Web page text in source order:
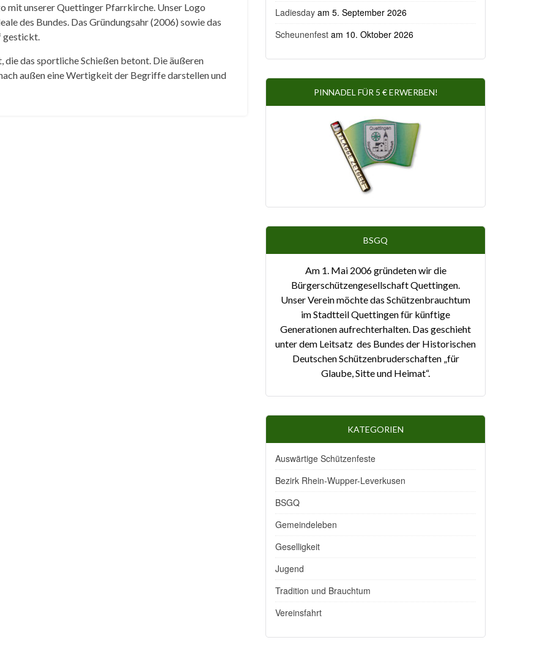
mit unserer Quettinger Pfarrkirche. Unser Logo
des Bundes. Das Gründungsahr (2006) sowie das
gestickt.
das sportliche Schießen betont. Die äußeren
außen eine Wertigkeit der Begriffe darstellen und
Ladiesday am 5. September 2026
Scheunenfest am 10. Oktober 2026
PINNADEL FÜR 5 € ERWERBEN!
BSGQ
Am 1. Mai 2006 gründeten wir die
Bürgerschützengesellschaft Quettingen.
Unser Verein möchte das Schützenbrauchtum
im Stadtteil Quettingen für künftige
Generationen aufrechterhalten. Das geschieht
unter dem Leitsatz des Bundes der Historischen
Deutschen Schützenbruderschaften „für
Glaube, Sitte und Heimat“.
KATEGORIEN
Auswärtige Schützenfeste
Bezirk Rhein-Wupper-Leverkusen
BSGQ
Gemeindeleben
Geselligkeit
Jugend
Tradition und Brauchtum
Vereinsfahrt